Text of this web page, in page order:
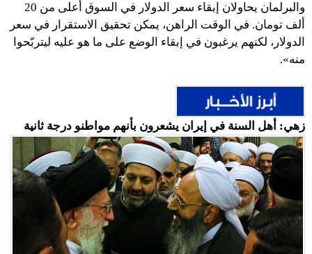
والبرلمان يحاولان إبقاء سعر الدولار في السوق أعلى من 20
ألف تومان. في الوقت الراهن، يمكن تحقيق الاستقرار في سعر
الدولار، لكنهم يرغبون في إبقاء الوضع على ما هو عليه ليتربّحوا
منه».
زهي: أهل السنة في إيران يشعرون بأنهم مواطنو درجة ثانية